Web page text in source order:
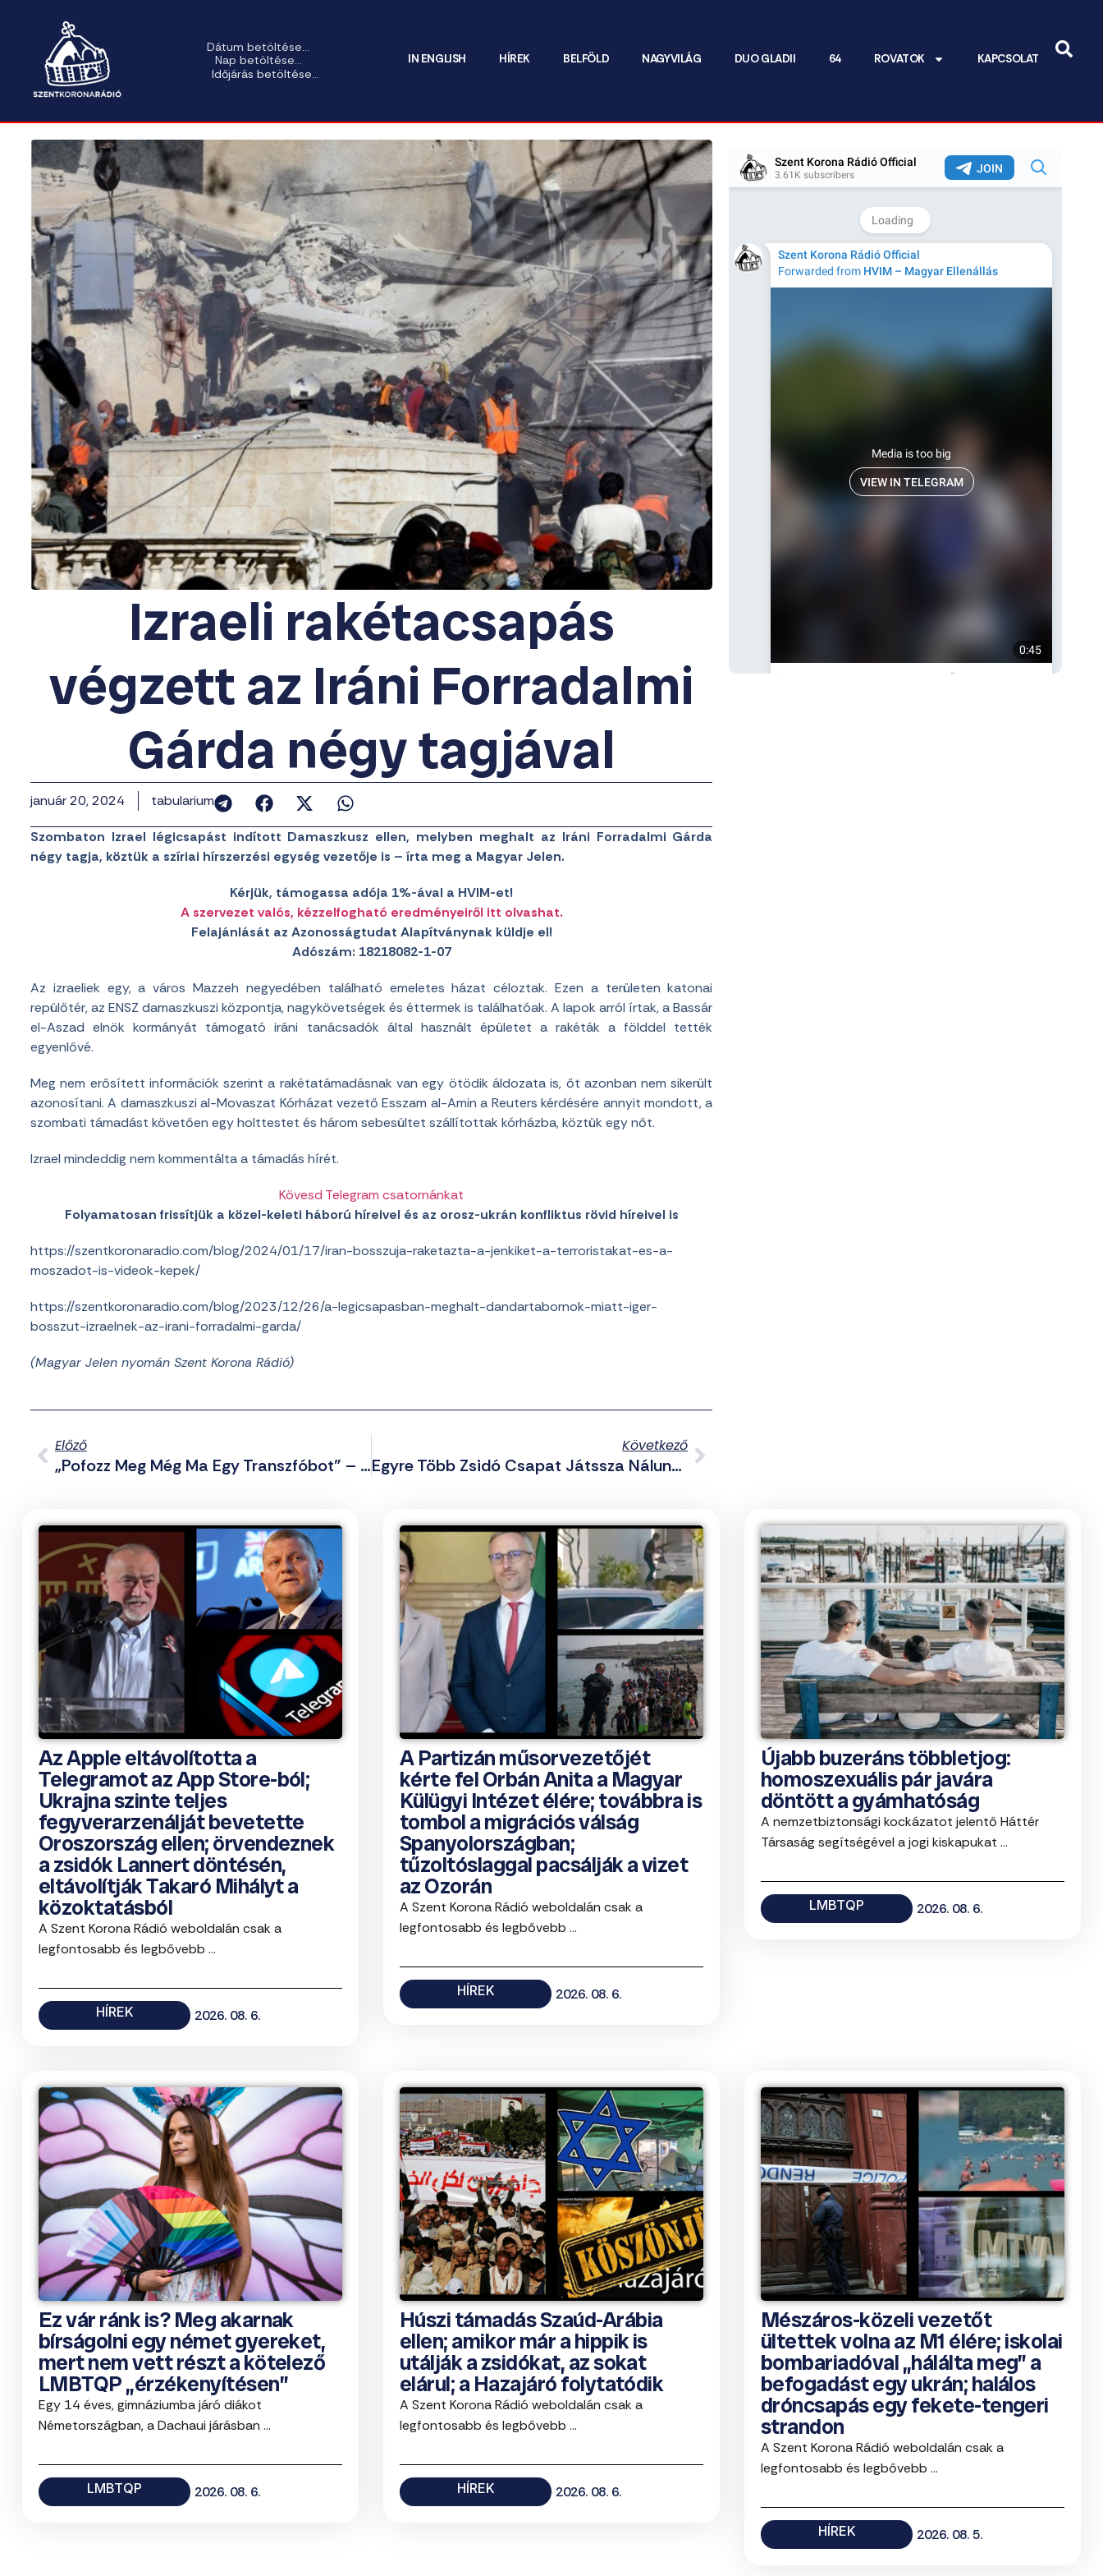
Dátum betöltése...
Nap betöltése...
Időjárás betöltése...
IN ENGLISH HÍREK BELFÖLD NAGYVILÁG DUO GLADII 64 ROVATOK KAPCSOLAT
Izraeli rakétacsapás
végzett az Iráni Forradalmi
Gárda négy tagjával
január 20, 2024 tabularium
Szombaton Izrael légicsapást indított Damaszkusz ellen, melyben meghalt az Iráni Forradalmi Gárda
négy tagja, köztük a szíriai hírszerzési egység vezetője is – írta meg a Magyar Jelen.
Kérjük, támogassa adója 1%-ával a HVIM-et!
A szervezet valós, kézzelfogható eredményeiről itt olvashat.
Felajánlását az Azonosságtudat Alapítványnak küldje el!
Adószám: 18218082-1-07
Az izraeliek egy, a város Mazzeh negyedében található emeletes házat céloztak. Ezen a területen katonai
repülőtér, az ENSZ damaszkuszi központja, nagykövetségek és éttermek is találhatóak. A lapok arról írtak, a Bassár
el-Aszad elnök kormányát támogató iráni tanácsadók által használt épületet a rakéták a földdel tették
egyenlővé.
Meg nem erősített információk szerint a rakétatámadásnak van egy ötödik áldozata is, őt azonban nem sikerült
azonosítani. A damaszkuszi al-Movaszat Kórházat vezető Esszam al-Amin a Reuters kérdésére annyit mondott, a
szombati támadást követően egy holttestet és három sebesültet szállítottak kórházba, köztük egy nőt.
Izrael mindeddig nem kommentálta a támadás hírét.
Kövesd Telegram csatornánkat
Folyamatosan frissítjük a közel-keleti háború híreivel és az orosz-ukrán konfliktus rövid híreivel is
https://szentkoronaradio.com/blog/2024/01/17/iran-bosszuja-raketazta-a-jenkiket-a-terroristakat-es-a-
moszadot-is-videok-kepek/
https://szentkoronaradio.com/blog/2023/12/26/a-legicsapasban-meghalt-dandartabornok-miatt-iger-
bosszut-izraelnek-az-irani-forradalmi-garda/
(Magyar Jelen nyomán Szent Korona Rádió)
Előző
„Pofozz Meg Még Ma Egy Transzfóbot” – Erőszakra Buzdít Az Extratoleráns Libsi
Következő
Egyre Több Zsidó Csapat Játssza Nálunk A Hazai Meccseit
Az Apple eltávolította a
Telegramot az App Store-ból;
Ukrajna szinte teljes
fegyverarzenálját bevetette
Oroszország ellen; örvendeznek
a zsidók Lannert döntésén,
eltávolítják Takaró Mihályt a
közoktatásból
A Szent Korona Rádió weboldalán csak a
legfontosabb és legbővebb ...
HÍREK 2026. 08. 6.
A Partizán műsorvezetőjét
kérte fel Orbán Anita a Magyar
Külügyi Intézet élére; továbbra is
tombol a migrációs válság
Spanyolországban;
tűzoltóslaggal pacsálják a vizet
az Ozorán
A Szent Korona Rádió weboldalán csak a
legfontosabb és legbővebb ...
HÍREK 2026. 08. 6.
Újabb buzeráns többletjog:
homoszexuális pár javára
döntött a gyámhatóság
A nemzetbiztonsági kockázatot jelentő Háttér
Társaság segítségével a jogi kiskapukat ...
LMBTQP 2026. 08. 6.
Ez vár ránk is? Meg akarnak
bírságolni egy német gyereket,
mert nem vett részt a kötelező
LMBTQP „érzékenyítésen”
Egy 14 éves, gimnáziumba járó diákot
Németországban, a Dachaui járásban ...
LMBTQP 2026. 08. 6.
Húszi támadás Szaúd-Arábia
ellen; amikor már a hippik is
utálják a zsidókat, az sokat
elárul; a Hazajáró folytatódik
A Szent Korona Rádió weboldalán csak a
legfontosabb és legbővebb ...
HÍREK 2026. 08. 6.
Mészáros-közeli vezetőt
ültettek volna az M1 élére; iskolai
bombariadóval „hálálta meg” a
befogadást egy ukrán; halálos
dróncsapás egy fekete-tengeri
strandon
A Szent Korona Rádió weboldalán csak a
legfontosabb és legbővebb ...
HÍREK 2026. 08. 5.